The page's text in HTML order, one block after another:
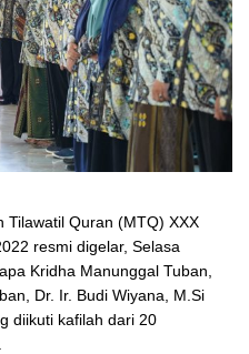
Tilawatil Quran (MTQ) XXX
resmi digelar, Selasa
Kridha Manunggal Tuban,
Dr. Ir. Budi Wiyana, M.Si
diikuti kafilah dari 20